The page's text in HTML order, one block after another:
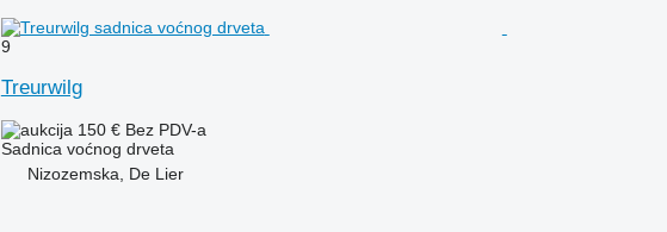
9
Treurwilg
150 € Bez PDV-a
Sadnica voćnog drveta
Nizozemska, De Lier